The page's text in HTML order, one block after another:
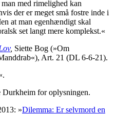
med rimelighed kan
der er meget små fostre inde i
at man egenhændigt skal
set langt mere komplekst.«
, Siette Bog (»Om
Art. 21 (DL 6-6-21).
Durkheim for oplysningen.
»Dilemma: Er selvmord en